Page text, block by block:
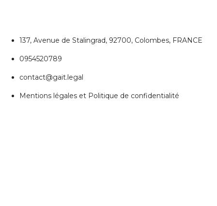
137, Avenue de Stalingrad, 92700, Colombes, FRANCE
0954520789
contact@gait.legal
Mentions légales et Politique de confidentialité